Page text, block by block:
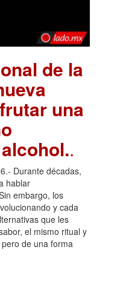
de la
una
.
Durante décadas,
hablar
embargo, los
y cada
que les
el mismo ritual y
de una forma